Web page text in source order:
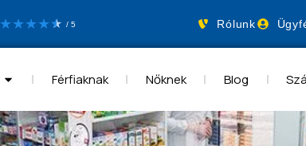
★★★★★
★ / 5 Rólunk
Férfiaknak Nőknek Blog